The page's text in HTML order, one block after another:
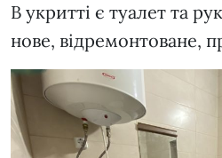
В укритті є туалет та
нове, відремонтоване,